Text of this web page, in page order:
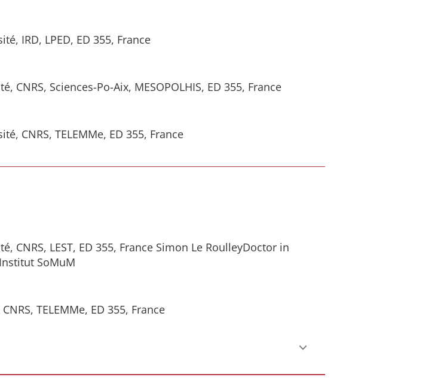
IRD, LPED, ED 355, France
Sciences-Po-Aix, MESOPOLHIS, ED 355, France
CNRS, TELEMMe, ED 355, France
LEST, ED 355, France Simon Le RoulleyDoctor in
SoMuM
TELEMMe, ED 355, France